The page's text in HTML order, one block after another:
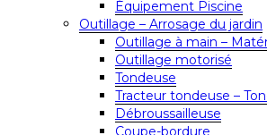
Équipement Piscine
Outillage – Arrosage du jardin
Outillage à main –
Outillage motorisé
Tondeuse
Tracteur tondeuse –
Débroussailleuse
Coupe-bordure